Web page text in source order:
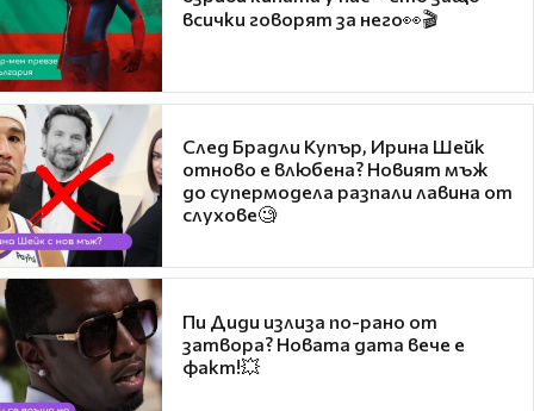
всички говорят за него👀🎬
След Брадли Купър, Ирина Шейк
отново е влюбена? Новият мъж
до супермодела разпали лавина от
слухове🧐
Пи Диди излиза по-рано от
затвора? Новата дата вече е
факт!💥